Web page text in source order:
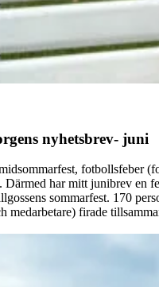
nyhetsbrev- juni
fotbollsfeber
Därmed har mitt junibrev en
sommarfest. 170
medarbetare) firade